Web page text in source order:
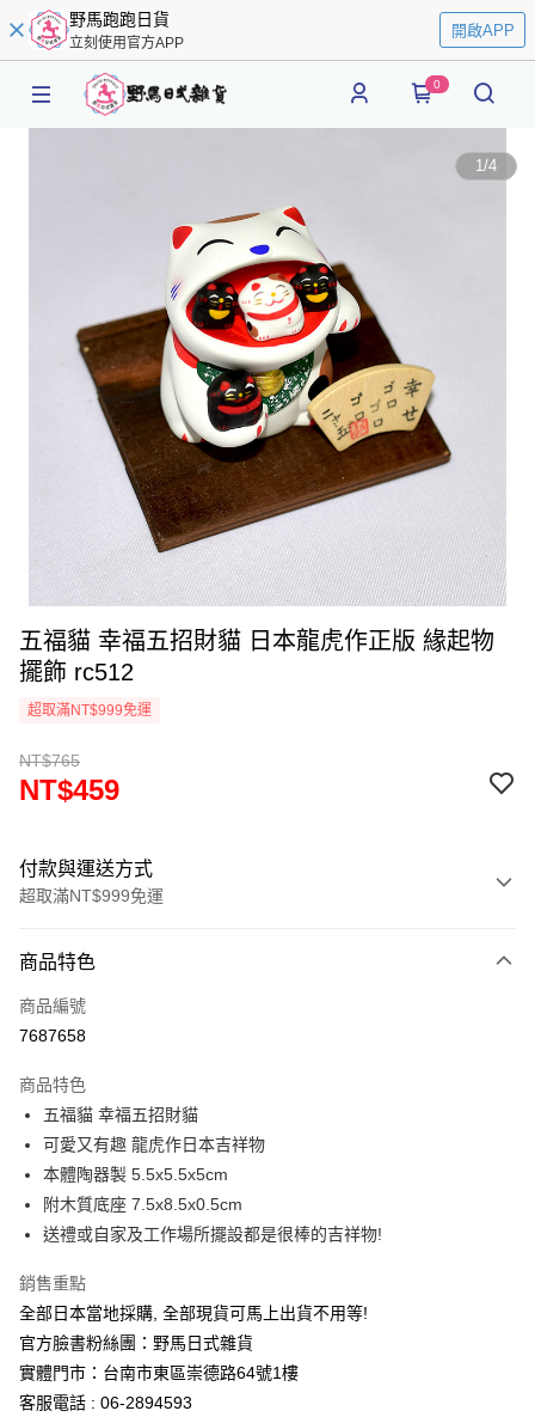
野馬跑跑日貨
立刻使用官方APP
開啟APP
0
1/4
五福貓 幸福五招財貓 日本龍虎作正版 緣起物
擺飾 rc512
超取滿NT$999免運
NT$765
NT$459
付款與運送方式
超取滿NT$999免運
信用卡一次付款
信用卡分期付款
合作金庫商業銀行
華南商業銀行
上海商業儲蓄銀行
國泰世華商業銀行
臺灣中小企業銀行
匯豐（台灣）商業銀行
華泰商業銀行
聯邦商業銀行
遠東國際商業銀行
元大商業銀行
台新國際商業銀行
中國信託商業銀行
台灣樂天信用卡公司
超商取貨付款
LINE Pay
Apple Pay
街口支付
悠遊付
Google Pay
ATM付款
商品特色
商品編號
7687658
商品特色
五福貓 幸福五招財貓
可愛又有趣 龍虎作日本吉祥物
本體陶器製 5.5x5.5x5cm
附木質底座 7.5x8.5x0.5cm
送禮或自家及工作場所擺設都是很棒的吉祥物!
銷售重點
全部日本當地採購, 全部現貨可馬上出貨不用等!
官方臉書粉絲團：野馬日式雜貨
實體門市：台南市東區崇德路64號1樓
客服電話 : 06-2894593